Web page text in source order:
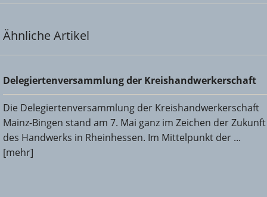
Ähnliche Artikel
Delegiertenversammlung der Kreishandwerkerschaft
Delegiertenversammlung der Kreishandwerkerschaft
Die Delegiertenversammlung der Kreishandwerkerschaft
Mainz-Bingen stand am 7. Mai ganz im Zeichen der Zukunft
des Handwerks in Rheinhessen. Im Mittelpunkt der ...
[mehr]